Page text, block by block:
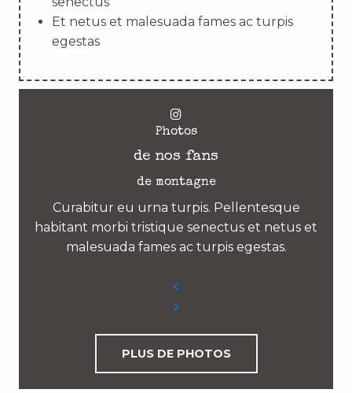
Et netus et malesuada fames ac turpis
egestas
Photos
de nos fans
de montagne
Curabitur eu urna turpis. Pellentesque
habitant morbi tristique senectus et netus et
malesuada fames ac turpis egestas.
PLUS DE PHOTOS